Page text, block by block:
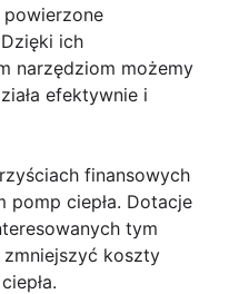
ich
narzędziom możemy
efektywnie i
finansowych
pomp ciepła. Dotacje
tym
koszty